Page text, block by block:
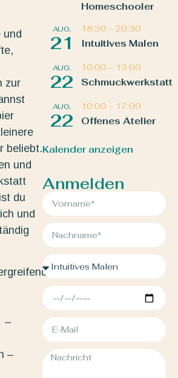
und
zur
beliebt.
und
du
und
–
–
Homeschooler
AUG.
21
18:30 – 20:30
Intuitives Malen
AUG.
22
10:00 – 13:00
Schmuckwerkstatt
AUG.
22
10:00 – 17:00
Offenes Atelier
Kalender anzeigen
Anmelden